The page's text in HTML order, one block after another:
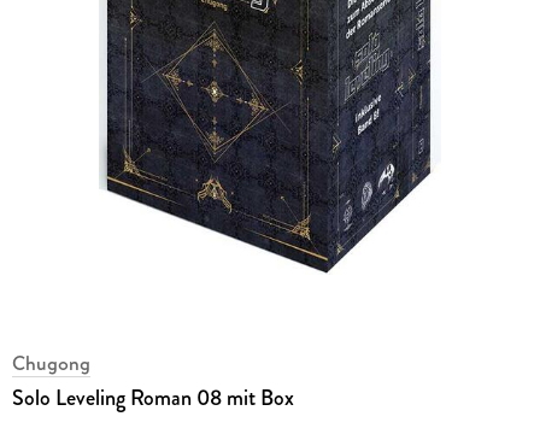
Chugong
Solo Leveling Roman 08 mit Box